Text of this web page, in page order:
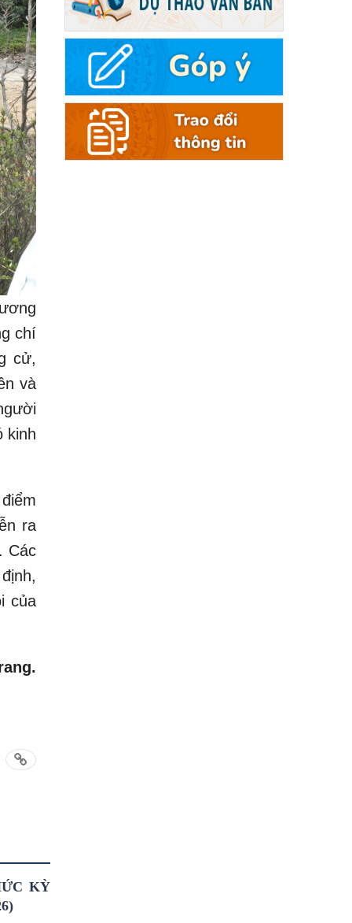
chí
cử,
và
kinh
ra
Các
của
KỲ